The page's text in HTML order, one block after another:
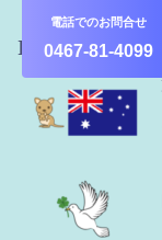
電話でのお問合せ
0467-81-4099
Information &